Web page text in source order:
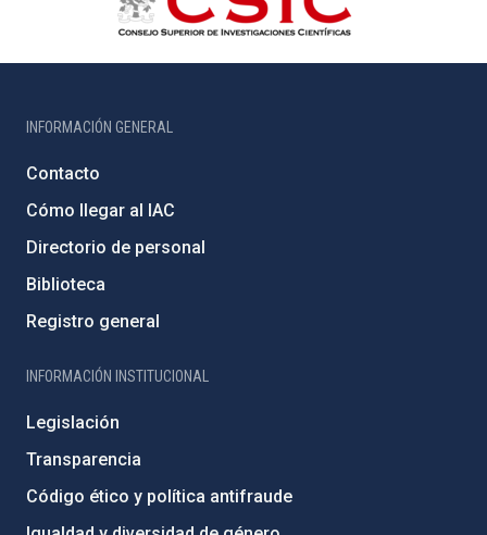
INFORMACIÓN GENERAL
Contacto
Cómo llegar al IAC
Directorio de personal
Biblioteca
Registro general
INFORMACIÓN INSTITUCIONAL
Legislación
Transparencia
Código ético y política antifraude